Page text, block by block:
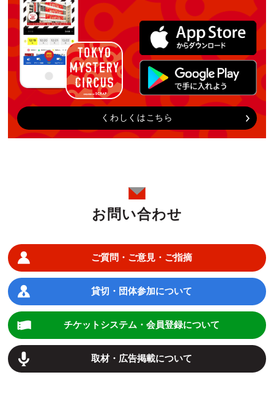
くわしくはこちら
お問い合わせ
ご質問・ご意見・ご指摘
貸切・団体参加について
チケットシステム・会員登録について
取材・広告掲載について